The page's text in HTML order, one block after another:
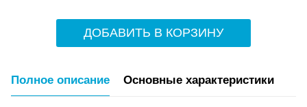
ДОБАВИТЬ В КОРЗИНУ
Полное описание Основные характеристики